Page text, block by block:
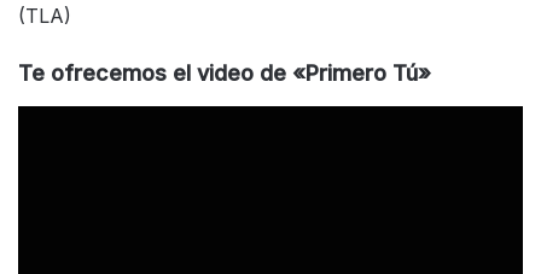
(TLA)
Te ofrecemos el video de «Primero Tú»